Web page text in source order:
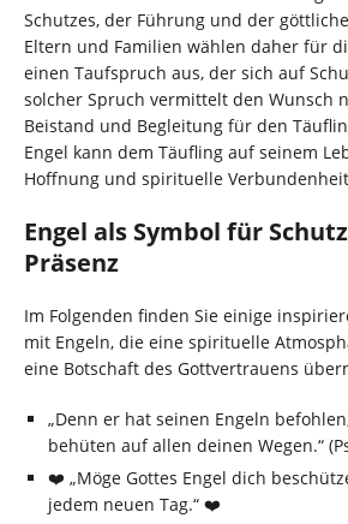
Schutzes, der Führung und der
Eltern und Familien wählen daher für
einen Taufspruch aus, der sich auf
solcher Spruch vermittelt den Wunsch
Beistand und Begleitung für den
Engel kann dem Täufling auf seinem
Hoffnung und spirituelle
Engel als Symbol für
Präsenz
Im Folgenden finden Sie einige
mit Engeln, die eine spirituelle
eine Botschaft des Gottvertrauens
„Denn er hat seinen Engeln
behüten auf allen deinen Wegen.“
❤️ „Möge Gottes Engel dich
jedem neuen Tag.“ ❤️